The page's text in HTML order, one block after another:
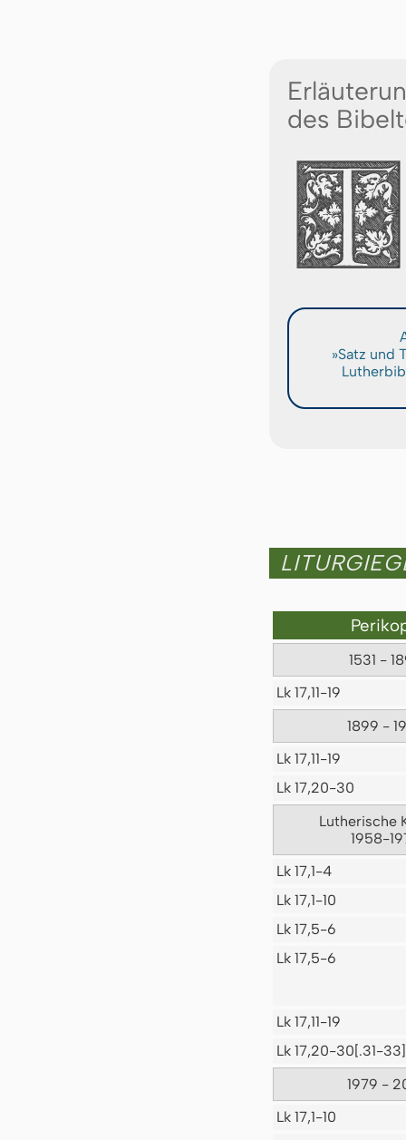
des
»Satz und
1531 -
Lk 17,11-19
1899 -
Lk 17,11-19
Lk 17,20-30
Lutherische
1958-
Lk 17,1-4
Lk 17,1-10
Lk 17,5-6
Lk 17,5-6
Lk 17,11-19
Lk 17,20-30[.31-33]
1979 -
Lk 17,1-10